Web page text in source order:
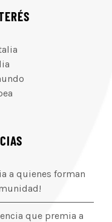
a quienes forman
que premia a